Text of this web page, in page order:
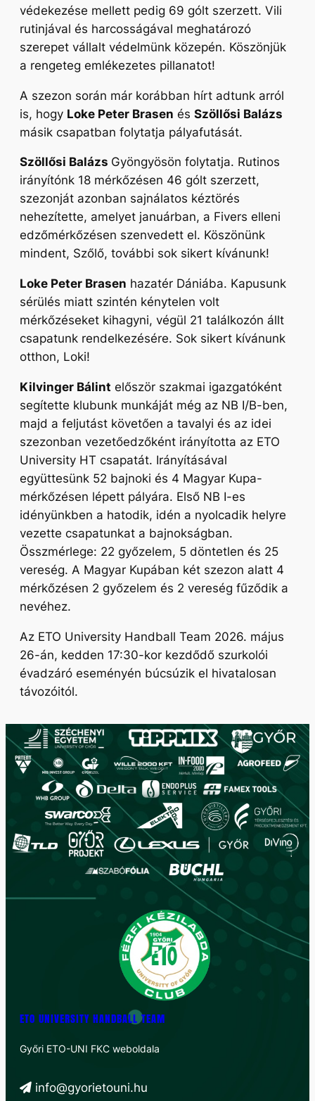
védekezése mellett pedig 69 gólt szerzett. Vili
rutinjával és harcosságával meghatározó
szerepet vállalt védelmünk közepén. Köszönjük
a rengeteg emlékezetes pillanatot!
A szezon során már korábban hírt adtunk arról
is, hogy Loke Peter Brasen és Szöllősi Balázs
másik csapatban folytatja pályafutását.
Szöllősi Balázs Gyöngyösön folytatja. Rutinos
irányítónk 18 mérkőzésen 46 gólt szerzett,
szezonját azonban sajnálatos kéztörés
nehezítette, amelyet januárban, a Fivers elleni
edzőmérkőzésen szenvedett el. Köszönünk
mindent, Szőlő, további sok sikert kívánunk!
Loke Peter Brasen hazatér Dániába. Kapusunk
sérülés miatt szintén kénytelen volt
mérkőzéseket kihagyni, végül 21 találkozón állt
csapatunk rendelkezésére. Sok sikert kívánunk
otthon, Loki!
Kilvinger Bálint először szakmai igazgatóként
segítette klubunk munkáját még az NB I/B-ben,
majd a feljutást követően a tavalyi és az idei
szezonban vezetőedzőként irányította az ETO
University HT csapatát. Irányításával
együttesünk 52 bajnoki és 4 Magyar Kupa-
mérkőzésen lépett pályára. Első NB I-es
idényünkben a hatodik, idén a nyolcadik helyre
vezette csapatunkat a bajnokságban.
Összmérlege: 22 győzelem, 5 döntetlen és 25
vereség. A Magyar Kupában két szezon alatt 4
mérkőzésen 2 győzelem és 2 vereség fűződik a
nevéhez.
Az ETO University Handball Team 2026. május
26-án, kedden 17:30-kor kezdődő szurkolói
évadzáró eseményén búcsúzik el hivatalosan
távozóitól.
ETO UNIVERSITY HANDBALL TEAM
Győri ETO-UNI FKC weboldala
info@gyorietouni.hu